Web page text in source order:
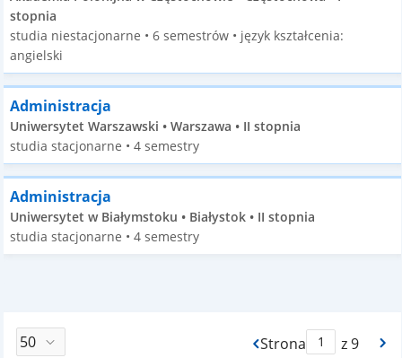
stopnia
studia niestacjonarne • 6 semestrów • język kształcenia:
angielski
Administracja
Uniwersytet Warszawski • Warszawa • II stopnia
studia stacjonarne • 4 semestry
Administracja
Uniwersytet w Białymstoku • Białystok • II stopnia
studia stacjonarne • 4 semestry
Strona
Max Stronaz 9